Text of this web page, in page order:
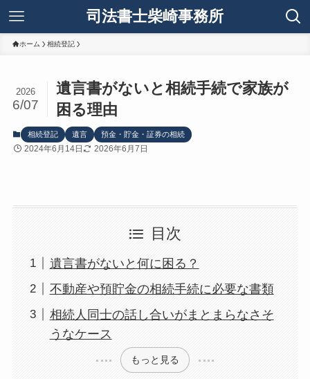
司法書士柴崎事務所
ホーム 相続登記
遺言書がないと相続手続で家族が
困る理由
2026
6/07
相続登記 遺言 預金・貯金・証券の相続
2024年6月14日 2026年6月7日
目次
遺言書がないと何に困る？
不動産や預貯金の相続手続に必要な書類
相続人同士の話し合いがまとまらなさそ
うなケース
もっと見る